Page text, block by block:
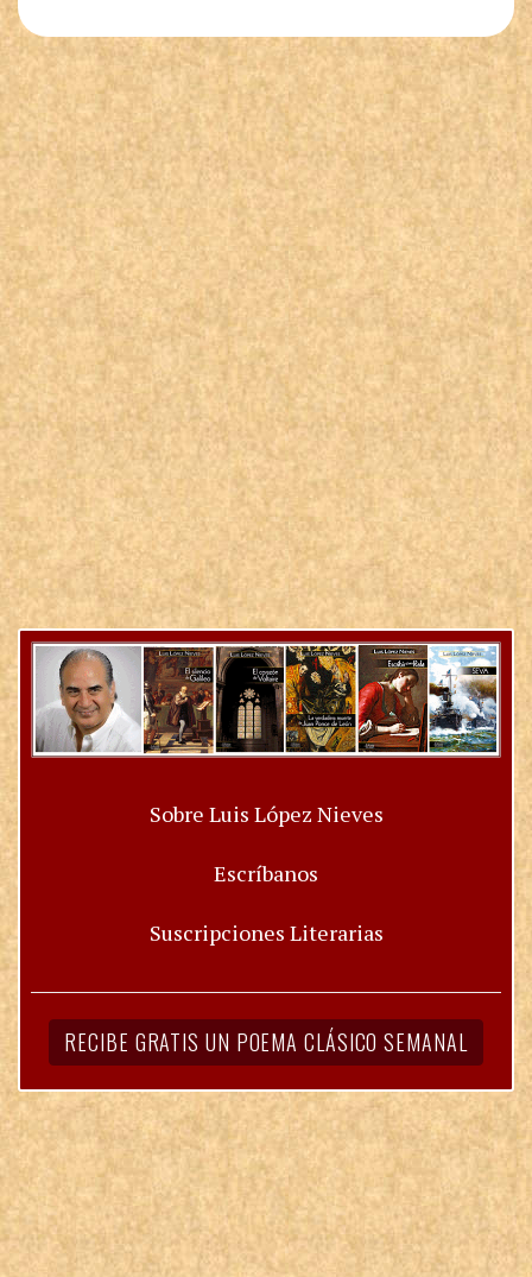
Sobre Luis López Nieves
Escríbanos
Suscripciones Literarias
RECIBE GRATIS UN POEMA CLÁSICO SEMANAL